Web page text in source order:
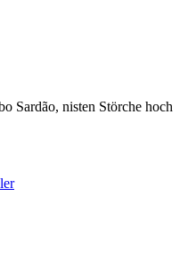
Sardão, nisten Störche hoch